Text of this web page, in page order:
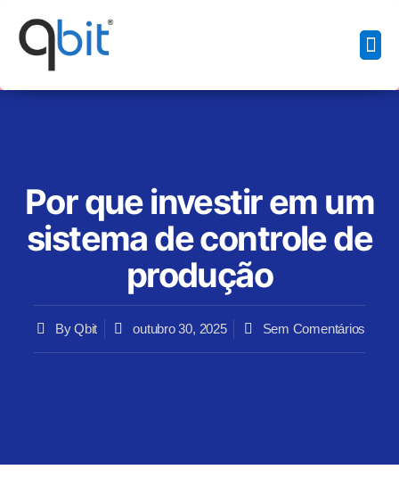
Por que investir em um
sistema de controle de
produção
ByQbit outubro 30, 2025 Sem Comentários